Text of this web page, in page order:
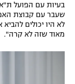
בעיות עם הפועל
שעבר עם קבוצת
לא היו יכולים
מאוד שזה לא קרה".